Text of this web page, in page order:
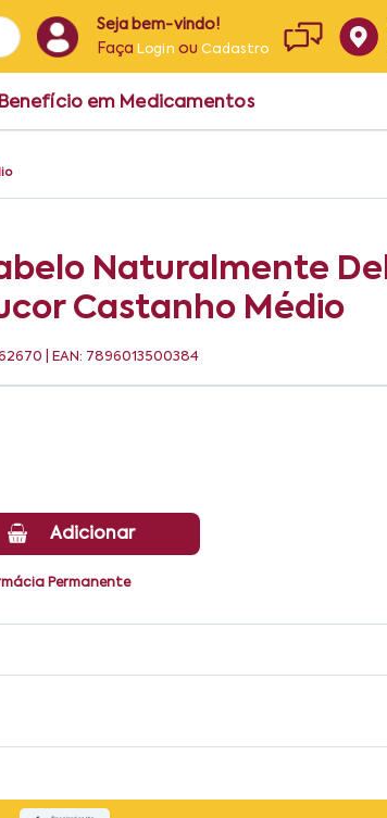
Seja bem-vindo!
Faça Login ouCadastro
em Medicamentos
Naturalmente
Castanho Médio
| EAN: 7896013500384
Adicionar
Permanente